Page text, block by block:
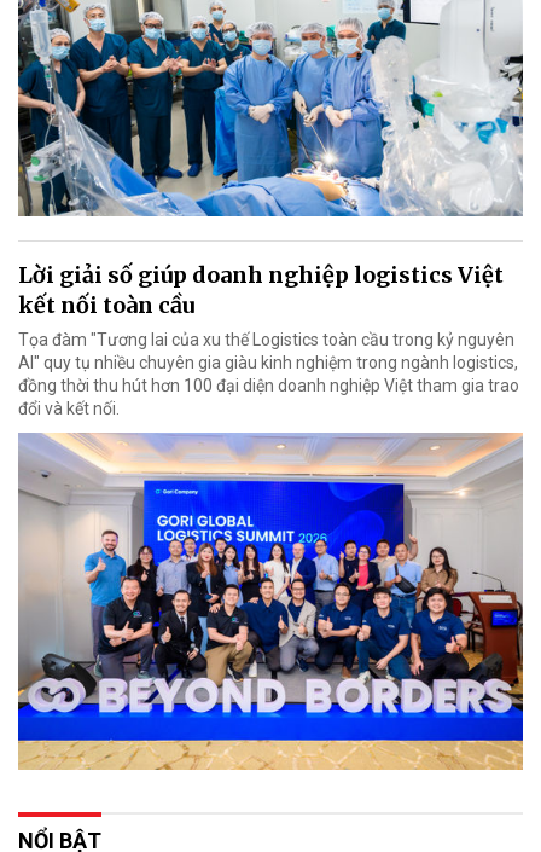
Lời giải số giúp doanh nghiệp logistics Việt
kết nối toàn cầu
Tọa đàm "Tương lai của xu thế Logistics toàn cầu trong kỷ nguyên
AI" quy tụ nhiều chuyên gia giàu kinh nghiệm trong ngành logistics,
đồng thời thu hút hơn 100 đại diện doanh nghiệp Việt tham gia trao
đổi và kết nối.
NỔI BẬT